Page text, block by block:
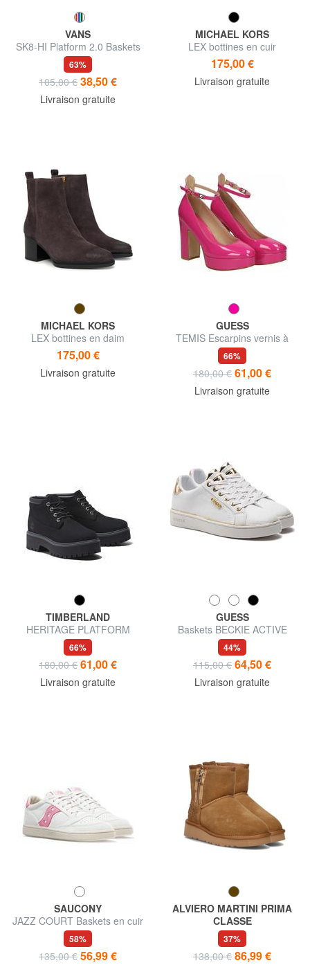
VANS
SK8-HI Platform 2.0 Baskets
montantes
63%
105,00 € 38,50 €
Livraison gratuite
MICHAEL KORS
LEX bottines en cuir
175,00 €
Livraison gratuite
MICHAEL KORS
LEX bottines en daim
175,00 €
Livraison gratuite
GUESS
TEMIS Escarpins vernis à
bride
66%
180,00 € 61,00 €
Livraison gratuite
TIMBERLAND
HERITAGE PLATFORM
Bottine en nubuck
66%
180,00 € 61,00 €
Livraison gratuite
GUESS
Baskets BECKIE ACTIVE
DAME
44%
115,00 € 64,50 €
Livraison gratuite
SAUCONY
JAZZ COURT Baskets en cuir
58%
135,00 € 56,99 €
ALVIERO MARTINI PRIMA
CLASSE
GEO bottines en cuir
37%
138,00 € 86,99 €